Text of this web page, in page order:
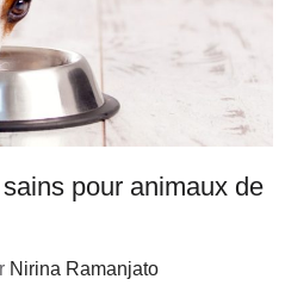
pour animaux de
Nirina Ramanjato